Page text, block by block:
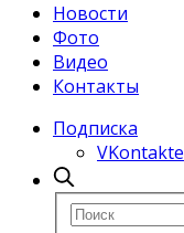
Новости
Фото
Видео
Контакты
Подписка
VKontakte